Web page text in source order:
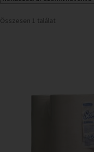
Összesen 1 találat